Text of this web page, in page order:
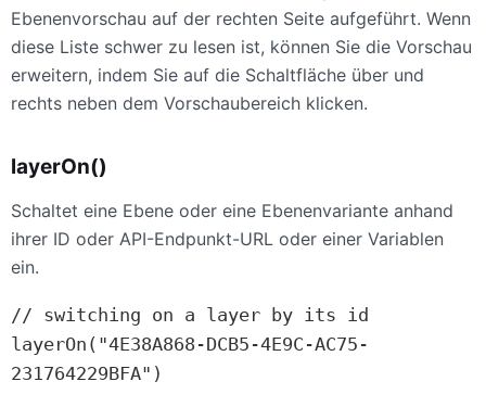
Ebenenvorschau auf der rechten Seite aufgeführt. Wenn
diese Liste schwer zu lesen ist, können Sie die Vorschau
erweitern, indem Sie auf die Schaltfläche über und
rechts neben dem Vorschaubereich klicken.
layerOn()
Schaltet eine Ebene oder eine Ebenenvariante anhand
ihrer ID oder API-Endpunkt-URL oder einer Variablen
ein.
// switching on a layer by its id
layerOn("4E38A868-DCB5-4E9C-AC75-
231764229BFA")